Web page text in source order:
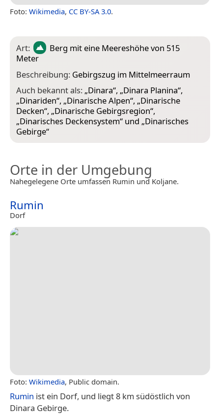
Foto: Wikimedia, CC BY-SA 3.0.
Art: Berg mit eine Meereshöhe von 515
Meter
Beschreibung: Gebirgszug im Mittelmeerraum
Auch bekannt als: „Dinara“, „Dinara Planina“,
„Dinariden“, „Dinarische Alpen“, „Dinarische
Decken“, „Dinarische Gebirgsregion“,
„Dinarisches Deckensystem“ und „Dinarisches
Gebirge“
Orte in der Umgebung
Nahegelegene Orte umfassen Rumin und Koljane.
Rumin
Dorf
Foto: Wikimedia, Public domain.
Rumin ist ein Dorf, und liegt 8 km südöstlich von
Dinara Gebirge.